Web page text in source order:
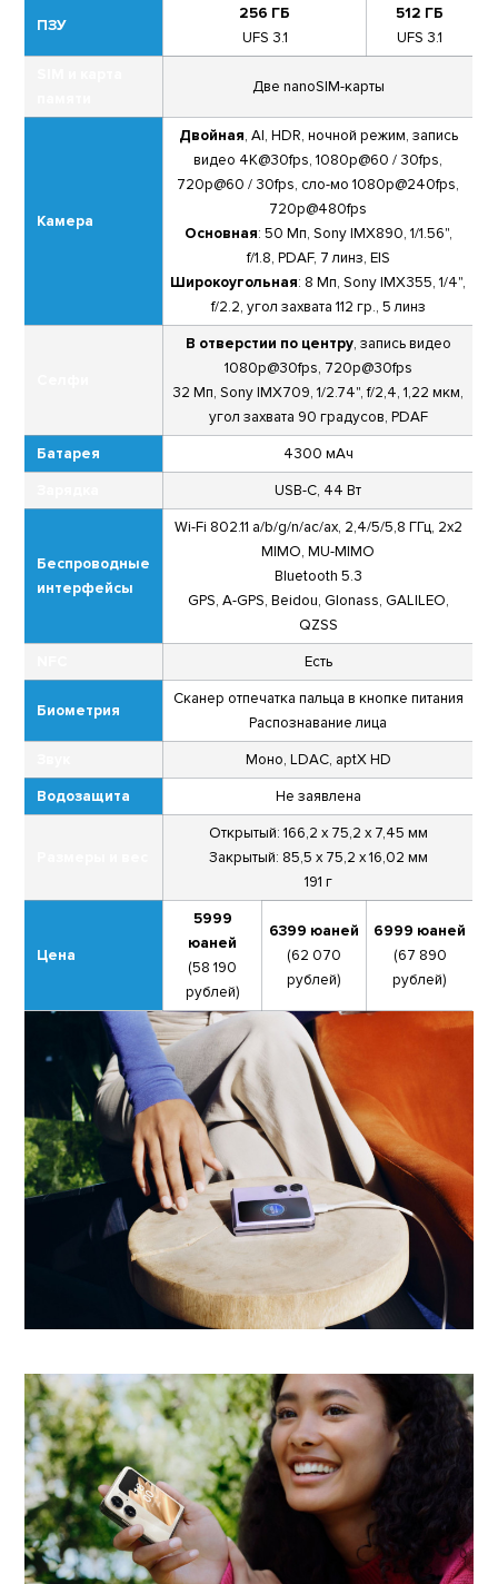
ПЗУ
256 ГБ
UFS 3.1
512 ГБ
UFS 3.1
Две nanoSIM-карты
Камера
Двойная, AI, HDR, ночной режим, запись
видео 4К@30fps, 1080р@60 / 30fps,
720p@60 / 30fps, сло-мо 1080р@240fps,
720p@480fps
Основная: 50 Мп, Sony IMX890, 1/1.56",
f/1.8, PDAF, 7 линз, EIS
Широкоугольная: 8 Мп, Sony IMX355, 1/4",
f/2.2, угол захвата 112 гр., 5 линз
В отверстии по центру, запись видео
1080р@30fps, 720p@30fps
32 Мп, Sony IMX709, 1/2.74", f/2,4, 1,22 мкм,
угол захвата 90 градусов, PDAF
Батарея 4300 мАч
USB-C, 44 Вт
Беспроводные
интерфейсы
Wi-Fi 802.11 a/b/g/n/ac/ax, 2,4/5/5,8 ГГц, 2x2
MIMO, MU-MIMO
Bluetooth 5.3
GPS, A-GPS, Beidou, Glonass, GALILEO,
QZSS
Есть
Биометрия
Сканер отпечатка пальца в кнопке питания
Распознавание лица
Моно, LDAC, aptX HD
Водозащита Не заявлена
Открытый: 166,2 х 75,2 х 7,45 мм
Закрытый: 85,5 х 75,2 х 16,02 мм
191 г
Цена
5999
юаней
(58 190
рублей)
6399 юаней
(62 070
рублей)
6999 юаней
(67 890
рублей)